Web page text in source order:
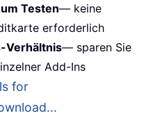
Testen— keine
erforderlich
Verhältnis— sparen Sie
Add-Ins
for